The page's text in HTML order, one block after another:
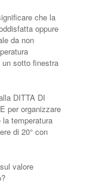
che la
oppure
da non
sotto finestra
DITTA DI
per organizzare
la temperatura
di 20° con
valore